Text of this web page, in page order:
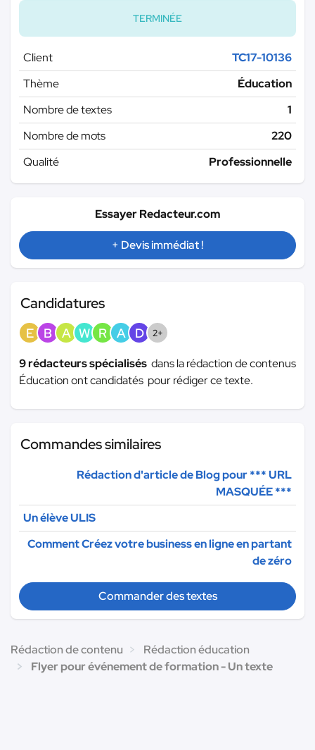
TERMINÉE
Client
TC17-10136
Thème
Éducation
Nombre de textes
1
Nombre de mots
220
Qualité
Professionnelle
Essayer Redacteur.com
+ Devis immédiat !
Candidatures
E B A W R A D 2+
9 rédacteurs spécialisés dans la rédaction de contenus
Éducation ont candidatés pour rédiger ce texte.
Commandes similaires
Rédaction d'article de Blog pour*** URL
MASQUÉE ***
Un élève ULIS
Comment Créez votre business en ligne en partant
de zéro
Commander des textes
Rédaction de contenu
Rédaction éducation
Flyer pour événement de formation - Un texte